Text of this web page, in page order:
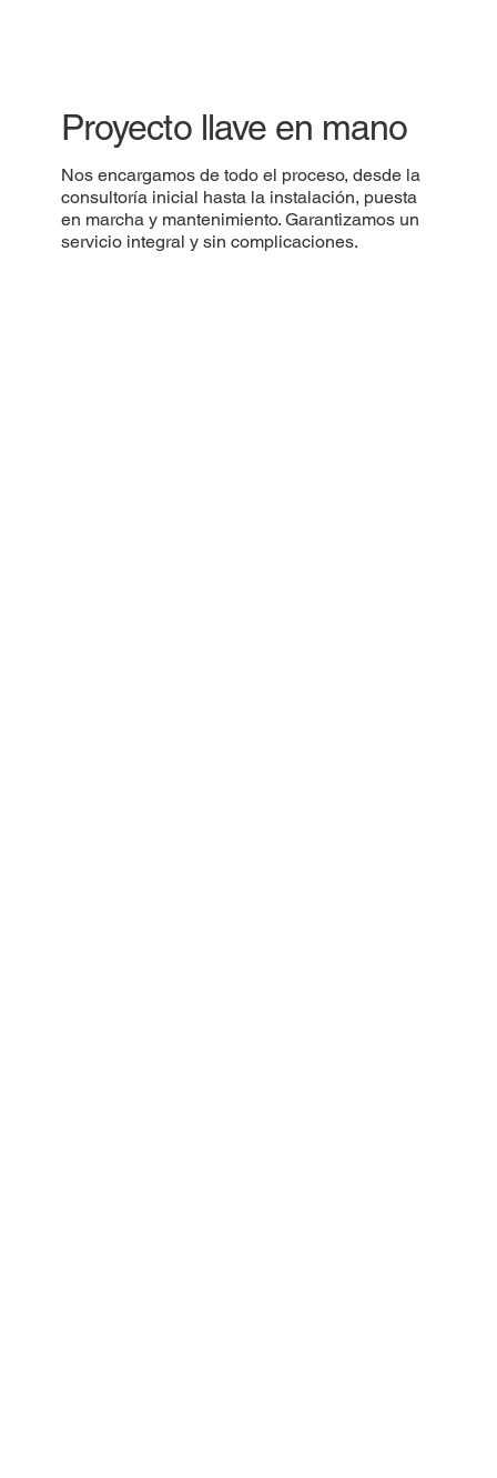
Proyecto llave en mano
Nos encargamos de todo el proceso, desde la
consultoría inicial hasta la instalación, puesta
en marcha y mantenimiento. Garantizamos un
servicio integral y sin complicaciones.